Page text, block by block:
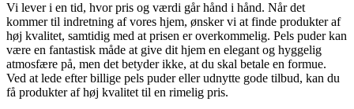
Vi lever i en tid, hvor pris og værdi går hånd i hånd. Når det
kommer til indretning af vores hjem, ønsker vi at finde produkter af
høj kvalitet, samtidig med at prisen er overkommelig. Pels puder kan
være en fantastisk måde at give dit hjem en elegant og hyggelig
atmosfære på, men det betyder ikke, at du skal betale en formue.
Ved at lede efter billige pels puder eller udnytte gode tilbud, kan du
få produkter af høj kvalitet til en rimelig pris.